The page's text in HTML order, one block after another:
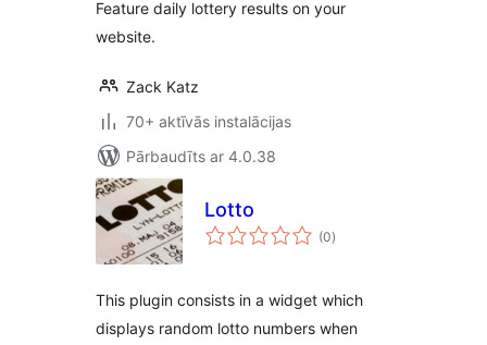
Feature daily lottery results on your
website.
Zack Katz
70+ aktīvās instalācijas
Pārbaudīts ar 4.0.38
Lotto
(0vērtējumu
kopsumma
)
This plugin consists in a widget which
displays random lotto numbers when